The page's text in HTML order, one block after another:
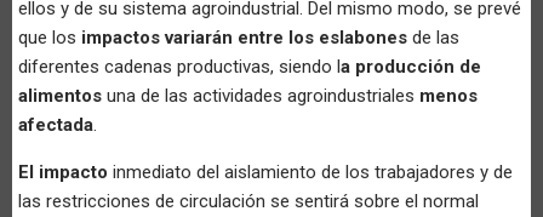
ellos y de su sistema agroindustrial. Del mismo modo, se prevé
que los impactos variarán entre los eslabones de las
diferentes cadenas productivas, siendo la producción de
alimentos una de las actividades agroindustriales menos
afectada.
El impacto inmediato del aislamiento de los trabajadores y de
las restricciones de circulación se sentirá sobre el normal